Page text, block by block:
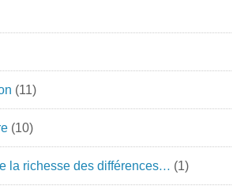
(11)
(10)
la richesse des différences… (1)